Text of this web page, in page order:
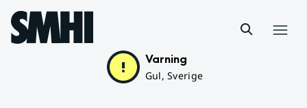
Hoppa till sidans innehåll
Varning
Gul, Sverige